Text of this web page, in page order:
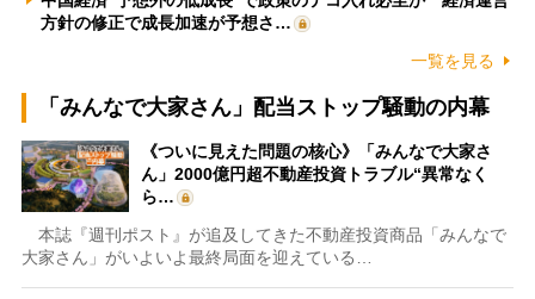
方針の修正で成長加速が予想さ…
一覧を見る
「みんなで大家さん」配当ストップ騒動の内幕
《ついに見えた問題の核心》「みんなで大家さ
ん」2000億円超不動産投資トラブル“異常なく
ら…
本誌『週刊ポスト』が追及してきた不動産投資商品「みんなで
大家さん」がいよいよ最終局面を迎えている…